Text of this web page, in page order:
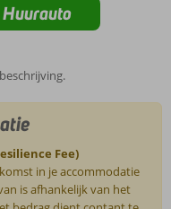
Fee)
in je accommodatie
is afhankelijk van het